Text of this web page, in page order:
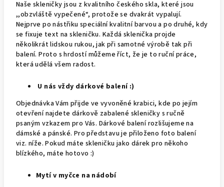
Naše skleničky jsou z kvalitního českého skla, které jsou
,,obzvláště vypečené“, protože se dvakrát vypalují.
Nejprve po nástřiku speciální kvalitní barvou a po druhé, kdy
se fixuje text na skleničku. Každá sklenička projde
několikrát lidskou rukou, jak při samotné výrobě tak při
balení. Proto s hrdostí můžeme říct, že je to ruční práce,
která udělá všem radost.
U nás vždy dárkové balení :)
Objednávka Vám přijde ve vyvoněné krabici, kde po jejím
otevření najdete dárkově zabalené skleničky s ručně
psaným vzkazem pro Vás. Dárkové balení rozlišujeme na
dámské a pánské. Pro představu je přiloženo foto balení
viz. níže. Pokud máte skleničku jako dárek pro někoho
blízkého, máte hotovo :)
Mytí v myčce na nádobí